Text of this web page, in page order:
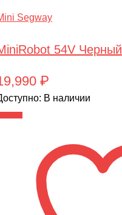
Segway
54V Черный
₽
В наличии